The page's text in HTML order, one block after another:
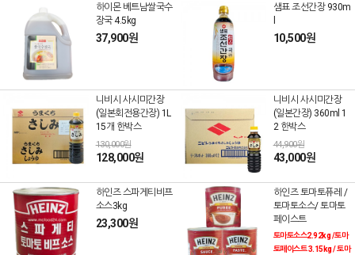
하이몬 베트남쌀국수
장국 4.5kg
37,900원
샘표 조선간장 930m
10,500원
니비시 사시미간장
(일본회전용간장) 1L
15개 한박스
130,000원
128,000원
니비시 사시미간장
(일본간장) 360ml 1
2 한박스
44,900원
43,000원
하인즈 스파게티비프
소스3kg
23,300원
하인즈 토마토퓨레 /
토마토소스/ 토마토
페이스트
토마토소스2.92kg /토마
토페이스트 3.15kg / 토마